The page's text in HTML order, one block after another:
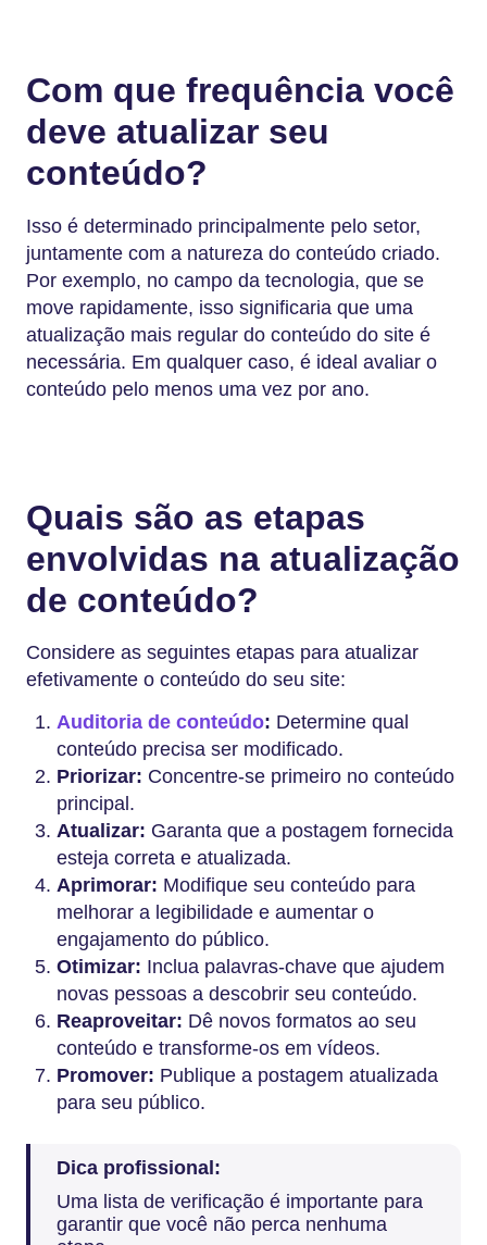
Com que frequência você
deve atualizar seu
conteúdo?
Isso é determinado principalmente pelo setor,
juntamente com a natureza do conteúdo criado.
Por exemplo, no campo da tecnologia, que se
move rapidamente, isso significaria que uma
atualização mais regular do conteúdo do site é
necessária. Em qualquer caso, é ideal avaliar o
conteúdo pelo menos uma vez por ano.
Quais são as etapas
envolvidas na atualização
de conteúdo?
Considere as seguintes etapas para atualizar
efetivamente o conteúdo do seu site:
Auditoria de conteúdo: Determine qual
conteúdo precisa ser modificado.
Priorizar: Concentre-se primeiro no conteúdo
principal.
Atualizar: Garanta que a postagem fornecida
esteja correta e atualizada.
Aprimorar: Modifique seu conteúdo para
melhorar a legibilidade e aumentar o
engajamento do público.
Otimizar: Inclua palavras-chave que ajudem
novas pessoas a descobrir seu conteúdo.
Reaproveitar: Dê novos formatos ao seu
conteúdo e transforme-os em vídeos.
Promover: Publique a postagem atualizada
para seu público.
Dica profissional:
Uma lista de verificação é importante para
garantir que você não perca nenhuma